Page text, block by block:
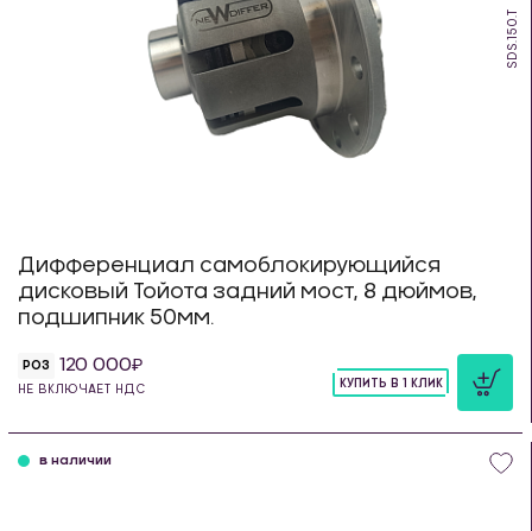
SDS.150.T
Дифференциал самоблокирующийся
дисковый Тойота задний мост, 8 дюймов,
подшипник 50мм.
РОЗ 120 000
НЕ ВКЛЮЧАЕТ НДС
КУПИТЬ В 1 КЛИК
в наличии